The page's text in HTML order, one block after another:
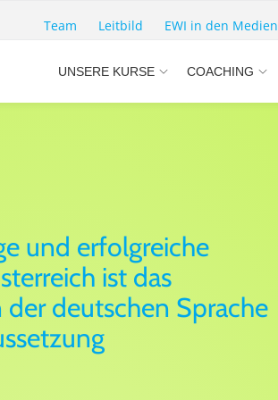
Team Leitbild EWI in den Medien
UNSERE KURSE COACHING
und erfolgreiche
ist das
der deutschen Sprache